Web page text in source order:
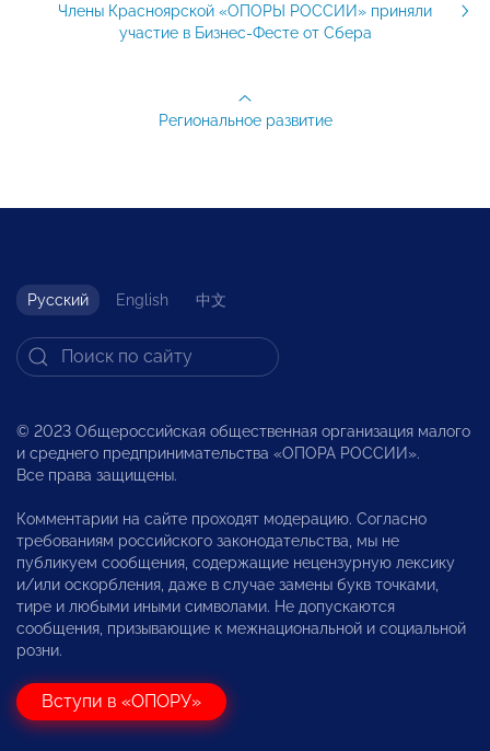
Члены Красноярской «ОПОРЫ РОССИИ» приняли
участие в Бизнес-Фесте от Сбера
Региональное развитие
Русский English 中文
© 2023 Общероссийская общественная организация малого
и среднего предпринимательства «ОПОРА РОССИИ».
Все права защищены.
Комментарии на сайте проходят модерацию. Согласно
требованиям российского законодательства, мы не
публикуем сообщения, содержащие нецензурную лексику
и/или оскорбления, даже в случае замены букв точками,
тире и любыми иными символами. Не допускаются
сообщения, призывающие к межнациональной и социальной
розни.
Вступи в «ОПОРУ»